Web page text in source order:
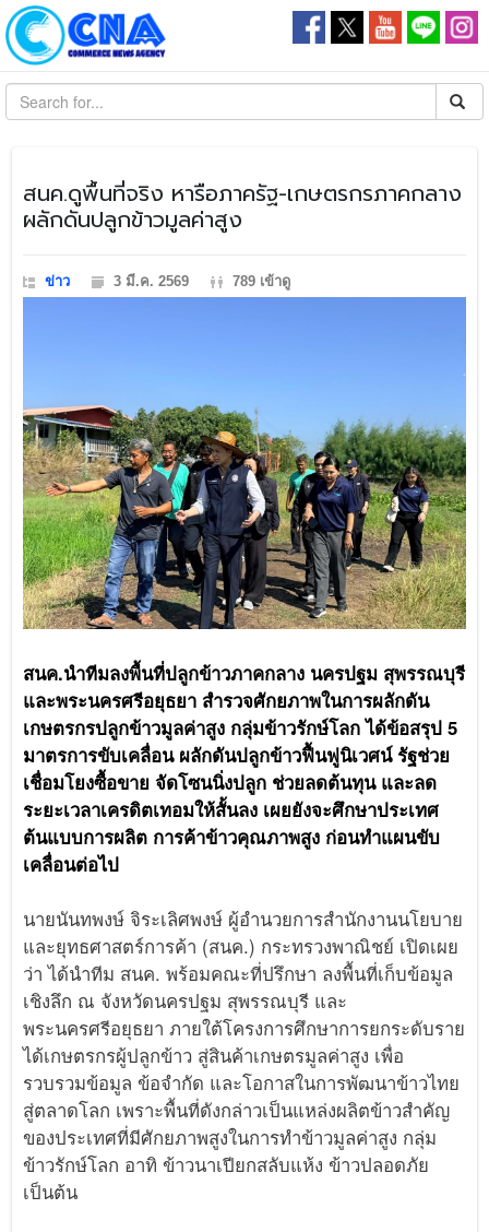
สนค.ดูพื้นที่จริง หารือภาครัฐ-เกษตรกรภาคกลาง
ผลักดันปลูกข้าวมูลค่าสูง
ข่าว 3 มี.ค. 2569 789 เข้าดู
สนค.นำทีมลงพื้นที่ปลูกข้าวภาคกลาง นครปฐม สุพรรณบุรี
และพระนครศรีอยุธยา สำรวจศักยภาพในการผลักดัน
เกษตรกรปลูกข้าวมูลค่าสูง กลุ่มข้าวรักษ์โลก ได้ข้อสรุป 5
มาตรการขับเคลื่อน ผลักดันปลูกข้าวฟื้นฟูนิเวศน์ รัฐช่วย
เชื่อมโยงซื้อขาย จัดโซนนิ่งปลูก ช่วยลดต้นทุน และลด
ระยะเวลาเครดิตเทอมให้สั้นลง เผยยังจะศึกษาประเทศ
ต้นแบบการผลิต การค้าข้าวคุณภาพสูง ก่อนทำแผนขับ
เคลื่อนต่อไป
นายนันทพงษ์ จิระเลิศพงษ์ ผู้อำนวยการสำนักงานนโยบาย
และยุทธศาสตร์การค้า (สนค.) กระทรวงพาณิชย์ เปิดเผย
ว่า ได้นำทีม สนค. พร้อมคณะที่ปรึกษา ลงพื้นที่เก็บข้อมูล
เชิงลึก ณ จังหวัดนครปฐม สุพรรณบุรี และ
พระนครศรีอยุธยา ภายใต้โครงการศึกษาการยกระดับราย
ได้เกษตรกรผู้ปลูกข้าว สู่สินค้าเกษตรมูลค่าสูง เพื่อ
รวบรวมข้อมูล ข้อจำกัด และโอกาสในการพัฒนาข้าวไทย
สู่ตลาดโลก เพราะพื้นที่ดังกล่าวเป็นแหล่งผลิตข้าวสำคัญ
ของประเทศที่มีศักยภาพสูงในการทำข้าวมูลค่าสูง กลุ่ม
ข้าวรักษ์โลก อาทิ ข้าวนาเปียกสลับแห้ง ข้าวปลอดภัย
เป็นต้น